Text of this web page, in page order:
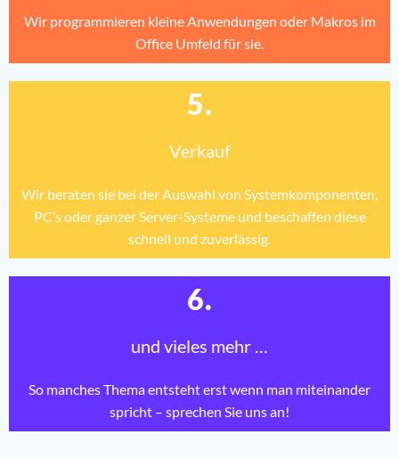
Wir programmieren kleine Anwendungen oder Makros im
Office Umfeld für sie.
5.
Verkauf
Wir beraten sie bei der Auswahl von Systemkomponenten,
PC’s oder ganzer Server-Systeme und beschaffen diese
schnell und zuverlässig.
6.
und vieles mehr …
So manches Thema entsteht erst wenn man miteinander
spricht – sprechen Sie uns an!